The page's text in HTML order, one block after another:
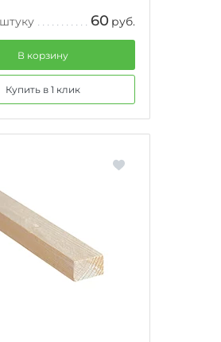
60 руб.
В корзину
Купить в 1 клик